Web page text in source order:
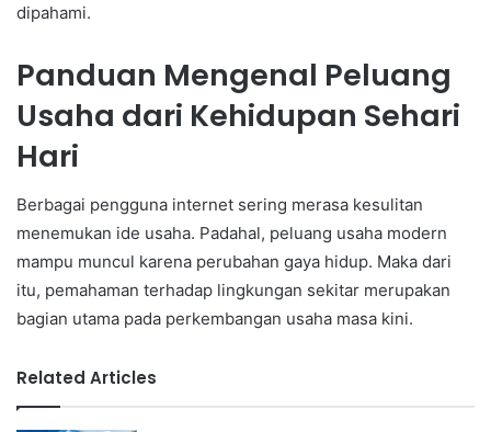
dipahami.
Panduan Mengenal Peluang
Usaha dari Kehidupan Sehari
Hari
Berbagai pengguna internet sering merasa kesulitan
menemukan ide usaha. Padahal, peluang usaha modern
mampu muncul karena perubahan gaya hidup. Maka dari
itu, pemahaman terhadap lingkungan sekitar merupakan
bagian utama pada perkembangan usaha masa kini.
Related Articles